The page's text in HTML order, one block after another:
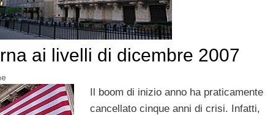
ai livelli di dicembre 2007
Il boom di inizio anno ha praticamente
cancellato cinque anni di crisi. Infatti,